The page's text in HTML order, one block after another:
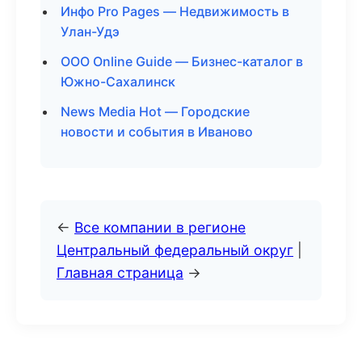
Инфо Pro Pages — Недвижимость в
Улан-Удэ
ООО Online Guide — Бизнес-каталог в
Южно-Сахалинск
News Media Hot — Городские
новости и события в Иваново
← Все компании в регионе
Центральный федеральный округ
Главная страница →